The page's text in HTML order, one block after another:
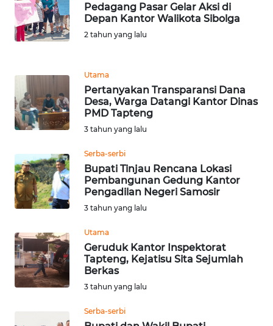
Pedagang Pasar Gelar Aksi di
Depan Kantor Walikota Sibolga
2 tahun yang lalu
Utama
Pertanyakan Transparansi Dana
Desa, Warga Datangi Kantor Dinas
PMD Tapteng
3 tahun yang lalu
Serba-serbi
Bupati Tinjau Rencana Lokasi
Pembangunan Gedung Kantor
Pengadilan Negeri Samosir
3 tahun yang lalu
Utama
Geruduk Kantor Inspektorat
Tapteng, Kejatisu Sita Sejumlah
Berkas
3 tahun yang lalu
Serba-serbi
WN
JAMBI
SULTRA
WN
NTB
WN
SULTENG
WN
BABEL